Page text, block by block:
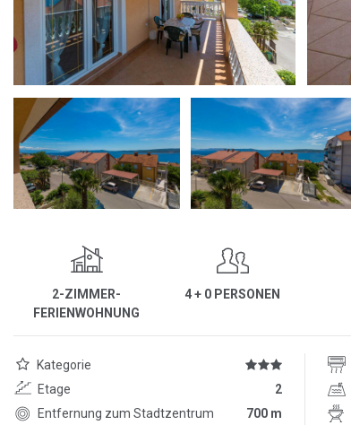
2-ZIMMER-
FERIENWOHNUNG
4 + 0 PERSONEN
Kategorie
Etage
2
Entfernung zum Stadtzentrum
700 m